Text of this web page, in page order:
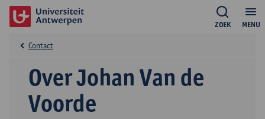
MENU
ZOEK
Over Johan Van de
Voorde
Contact